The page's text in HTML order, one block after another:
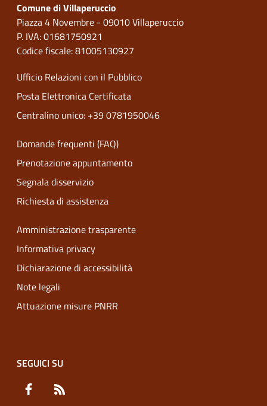
Comune di Villaperuccio
Piazza 4 Novembre - 09010 Villaperuccio
P. IVA: 01681750921
Codice fiscale: 81005130927
Ufficio Relazioni con il Pubblico
Posta Elettronica Certificata
Centralino unico: +39 0781950046
Domande frequenti (FAQ)
Prenotazione appuntamento
Segnala disservizio
Richiesta di assistenza
Amministrazione trasparente
Informativa privacy
Dichiarazione di accessibilità
Note legali
Attuazione misure PNRR
SEGUICI SU
Facebook